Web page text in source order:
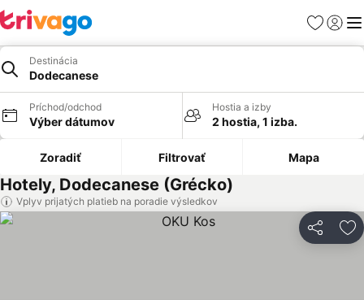
Obľúbené
Destinácia
Dodecanese
Príchod/odchod
Výber dátumov
Hostia a izby
2 hostia, 1 izba.
Zoradiť Filtrovať Mapa
Hotely, Dodecanese (Grécko)
Vplyv prijatých platieb na poradie výsledkov
Zdieľať